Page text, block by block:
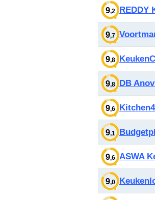
9,2 REDDY
9,7
9,8
9,8 DB
9,6
9,1
9,6 ASWA
9,0